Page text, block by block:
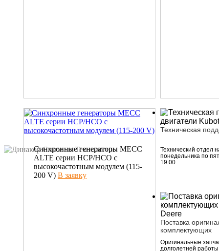
Синхронные генераторы МЕСС
ALTE серии HCP/HCO c
высокочастотным модулем (115-
200 V) В заявку
Техническая
Технический отдел
понедельника по
19.00
Поставка
комплектующих
Оригинальные
долголетней